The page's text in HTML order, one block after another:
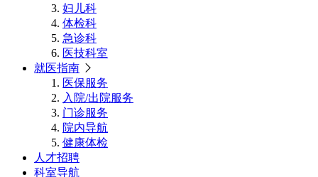
妇儿科
体检科
急诊科
医技科室
就医指南
医保服务
入院/出院服务
门诊服务
院内导航
健康体检
人才招聘
科室导航